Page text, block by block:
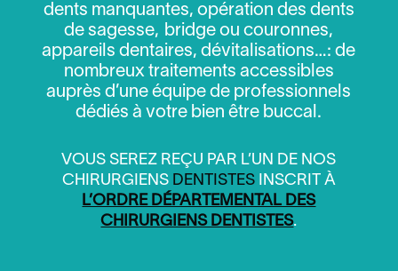
dents manquantes, opération des dents
de sagesse, bridge ou couronnes,
appareils dentaires, dévitalisations…: de
nombreux traitements accessibles
auprès d’une équipe de professionnels
dédiés à votre bien être buccal.
VOUS SEREZ REÇU PAR L’UN DE NOS
CHIRURGIENS DENTISTESINSCRIT À
L’ORDRE DÉPARTEMENTAL DES
CHIRURGIENS DENTISTES.